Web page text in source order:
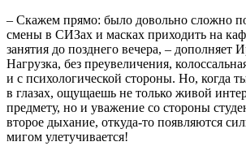
– Скажем прямо: было довольно сложно
смены в СИЗах и масках приходить на
занятия до позднего вечера, – дополняет
Нагрузка, без преувеличения,
и с психологической стороны. Но, когда
в глазах, ощущаешь не только живой
предмету, но и уважение со стороны
второе дыхание, откуда-то появляются
мигом улетучивается!